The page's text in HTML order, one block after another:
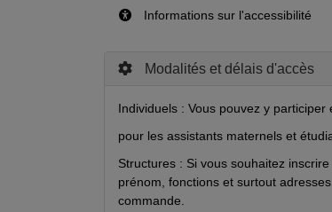
Informations sur l'accessibilité
Modalités et délais d'accès
Individuels : Vous pouvez y
pour les assistants maternels et
Structures : Si vous souhaitez
prénom, fonctions et surtout
commande.